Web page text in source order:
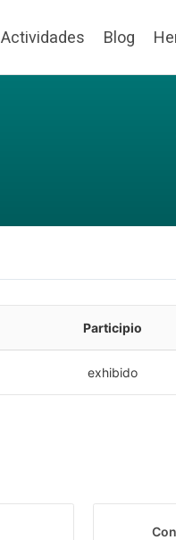
Actividades Blog
Participio
exhibido